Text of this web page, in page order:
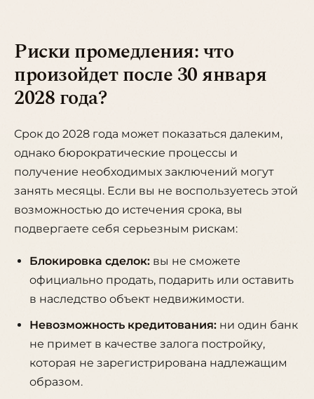
Риски промедления: что
произойдет после 30 января
2028 года?
Срок до 2028 года может показаться далеким,
однако бюрократические процессы и
получение необходимых заключений могут
занять месяцы. Если вы не воспользуетесь этой
возможностью до истечения срока, вы
подвергаете себя серьезным рискам:
Блокировка сделок:вы не сможете
официально продать, подарить или оставить
в наследство объект недвижимости.
Невозможность кредитования:ни один банк
не примет в качестве залога постройку,
которая не зарегистрирована надлежащим
образом.